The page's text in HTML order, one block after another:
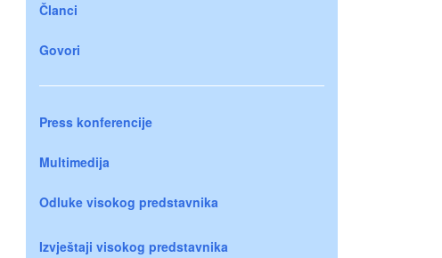
Članci
Govori
Press konferencije
Multimedija
Odluke visokog predstavnika
Izvještaji visokog predstavnika